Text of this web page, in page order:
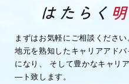
まずはお気軽にご相談ください
地元を熟知したキャリアアド
になり、
そして豊かなキャリ
―ト致します。